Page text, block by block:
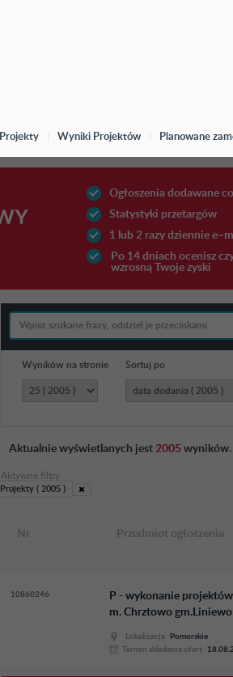
Projekty Wyniki Projektów Planowane
Ogłoszenia dodawane
Statystyki przetargów
1 lub 2 razy dziennie
Po 14 dniach ocenisz
wzrosną Twoje zyski
Wyników na stronie Sortuj po
Aktualnie wyświetlanych jest 2005 wyników.
Aktywne filtry
Projekty ( 2005 )
Nr Przedmiot ogłoszenia
10860246
P - wykonanie
m. Chrztowo
Lokalizacja
Pomorskie
Termin skladania ofert